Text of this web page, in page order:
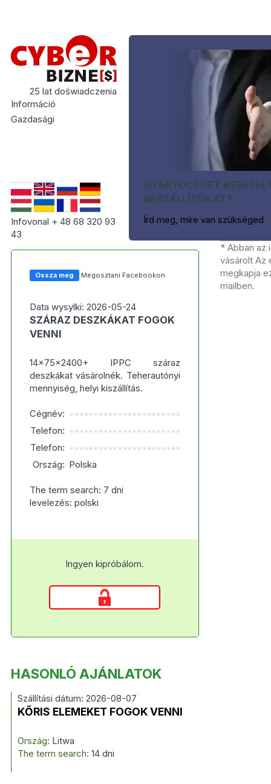
25 lat doświadczenia
Információ
Gazdasági
Infovonal + 48 68 320 93
43
GYÁRTÓCÉGET
BESZÁLLÍTÓKAT?
Írd meg, mire van szükséged
Ossza meg Megosztani Facebookon
Data wysylki: 2026-05-24
SZÁRAZ DESZKÁKAT FOGOK
VENNI
14x75x2400+ IPPC száraz
deszkákat vásárolnék. Teherautónyi
mennyiség, helyi kiszállítás.
Cégnév: ***********************
Telefon: ***********************
Telefon: ***********************
Ország: Polska
The term search: 7 dni
levelezés: polski
Ingyen kipróbálom.
* Abban az
vásárolt Az
megkapja
mailben.
HASONLÓ AJÁNLATOK
Szállítási dátum: 2026-08-07
KŐRIS ELEMEKET FOGOK VENNI
Ország: Litwa
The term search: 14 dni